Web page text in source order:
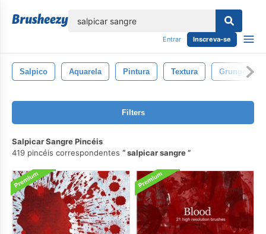
Entrar Inscreva-se
Salpico Aquarela Pintura Textura Grunge
Filters
Salpicar Sangre Pincéis
419 pincéis correspondentes
salpicar sangre